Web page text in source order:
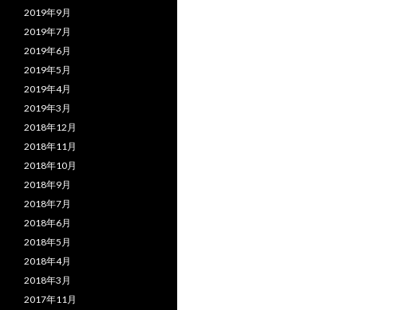
2019年9月
2019年7月
2019年6月
2019年5月
2019年4月
2019年3月
2018年12月
2018年11月
2018年10月
2018年9月
2018年7月
2018年6月
2018年5月
2018年4月
2018年3月
2017年11月